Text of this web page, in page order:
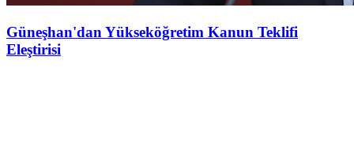
Güneşhan'dan Yükseköğretim Kanun Teklifi
Eleştirisi